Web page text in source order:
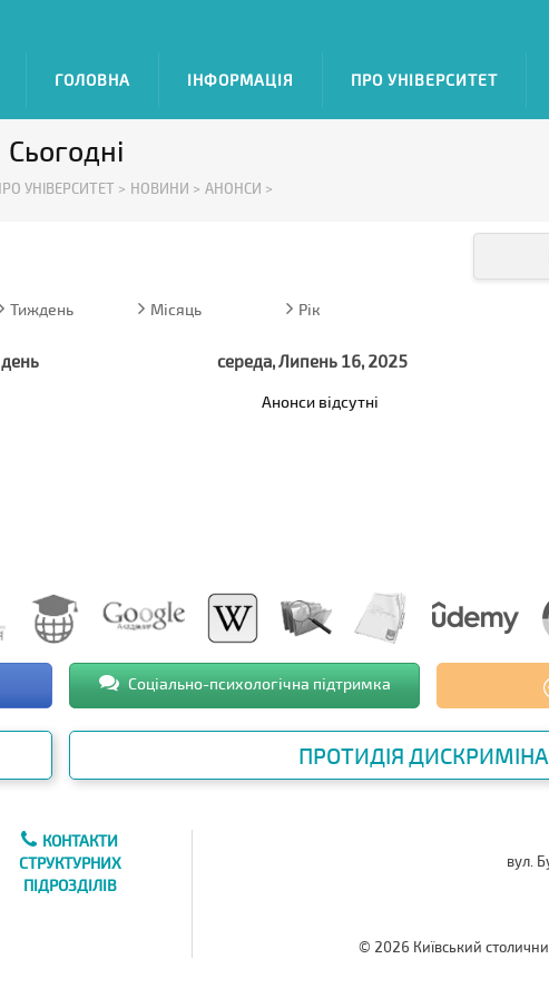
ГОЛОВНА ІНФОРМАЦІЯ ПРО УНІВЕРСИТЕТ
Сьогодні
УНІВЕРСИТЕТ > НОВИНИ > АНОНСИ >
Тиждень Місяць Рік
середа, Липень 16, 2025
Анонси відсутні
Соціально-психологічна підтримка
ПРОТИДІЯ
КОНТАКТИ
СТРУКТУРНИХ
ПІДРОЗДІЛІВ
вул.
© 2026 Київський